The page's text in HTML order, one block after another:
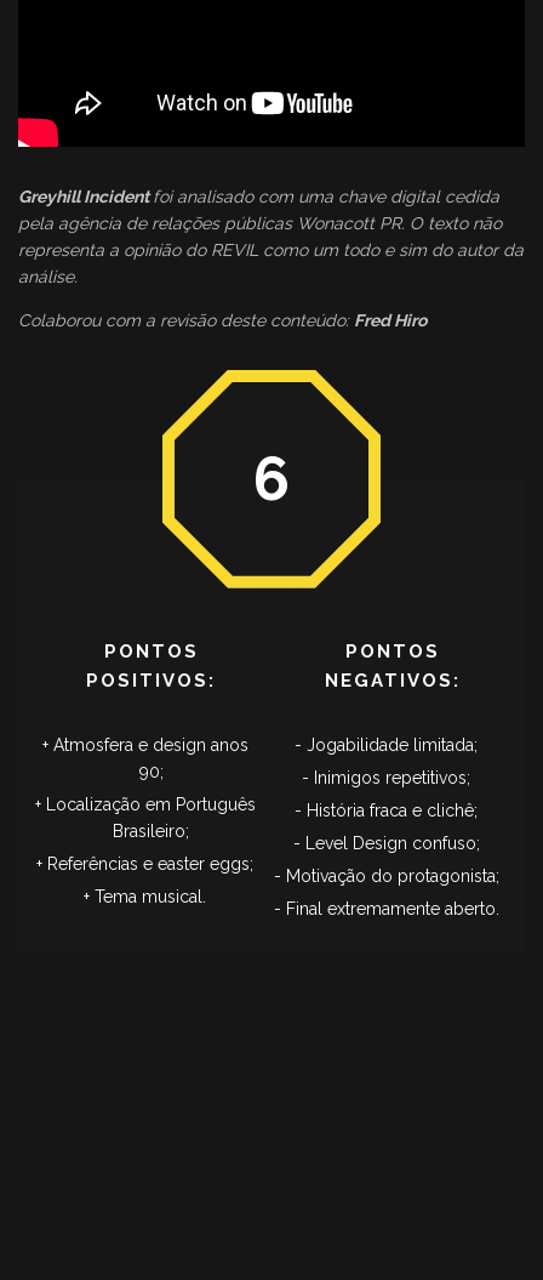
Greyhill Incidentfoi analisado com uma chave digital cedida
pela agência de relações públicas Wonacott PR. O texto não
representa a opinião do REVIL como um todo e sim do autor da
análise.
Colaborou com a revisão deste conteúdo: Fred Hiro
PONTOS
POSITIVOS:
Atmosfera e design anos
90;
Localização em Português
Brasileiro;
Referências e easter eggs;
Tema musical.
PONTOS
NEGATIVOS:
Jogabilidade limitada;
Inimigos repetitivos;
História fraca e clichê;
Level Design confuso;
Motivação do protagonista;
Final extremamente aberto.
6